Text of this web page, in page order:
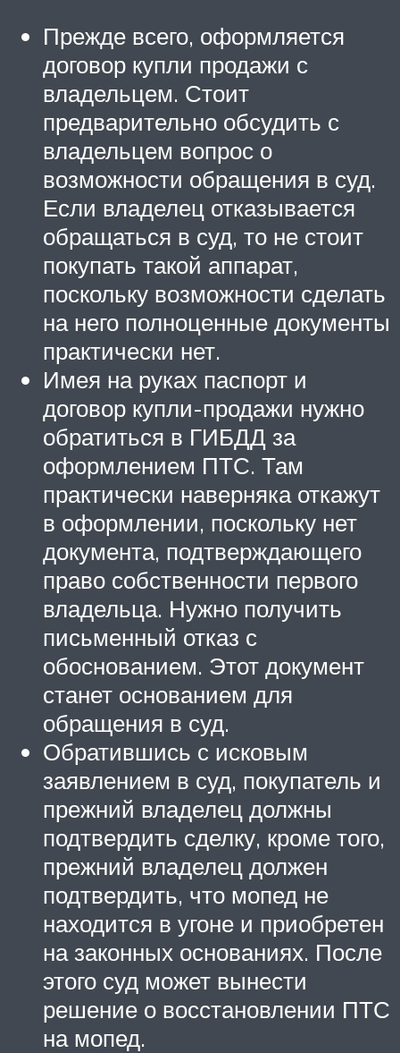
Прежде всего, оформляется
договор купли продажи с
владельцем. Стоит
предварительно обсудить с
владельцем вопрос о
возможности обращения в суд.
Если владелец отказывается
обращаться в суд, то не стоит
покупать такой аппарат,
поскольку возможности сделать
на него полноценные документы
практически нет.
Имея на руках паспорт и
договор купли-продажи нужно
обратиться в ГИБДД за
оформлением ПТС. Там
практически наверняка откажут
в оформлении, поскольку нет
документа, подтверждающего
право собственности первого
владельца. Нужно получить
письменный отказ с
обоснованием. Этот документ
станет основанием для
обращения в суд.
Обратившись с исковым
заявлением в суд, покупатель и
прежний владелец должны
подтвердить сделку, кроме того,
прежний владелец должен
подтвердить, что мопед не
находится в угоне и приобретен
на законных основаниях. После
этого суд может вынести
решение о восстановлении ПТС
на мопед.